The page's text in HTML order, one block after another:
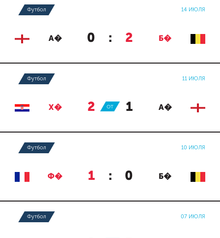
Футбол 14 ИЮЛЯ
А� 0 : 2 Б�
Футбол 11 ИЮЛЯ
Х� 2 : 1 А�
ОТ
Футбол 10 ИЮЛЯ
Ф� 1 : 0 Б�
Футбол 07 ИЮЛЯ